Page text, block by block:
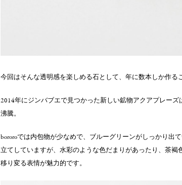
今回はそんな透明感を楽しめる石として、年に数本しか作る
2014年にジンバブエで見つかった新しい鉱物アクアプレー
沸騰。
bororoでは内包物が少なめで、ブルーグリーンがしっかり出
立てしていますが、水彩のような色だまりがあったり、茶
移り変る表情が魅力的です。